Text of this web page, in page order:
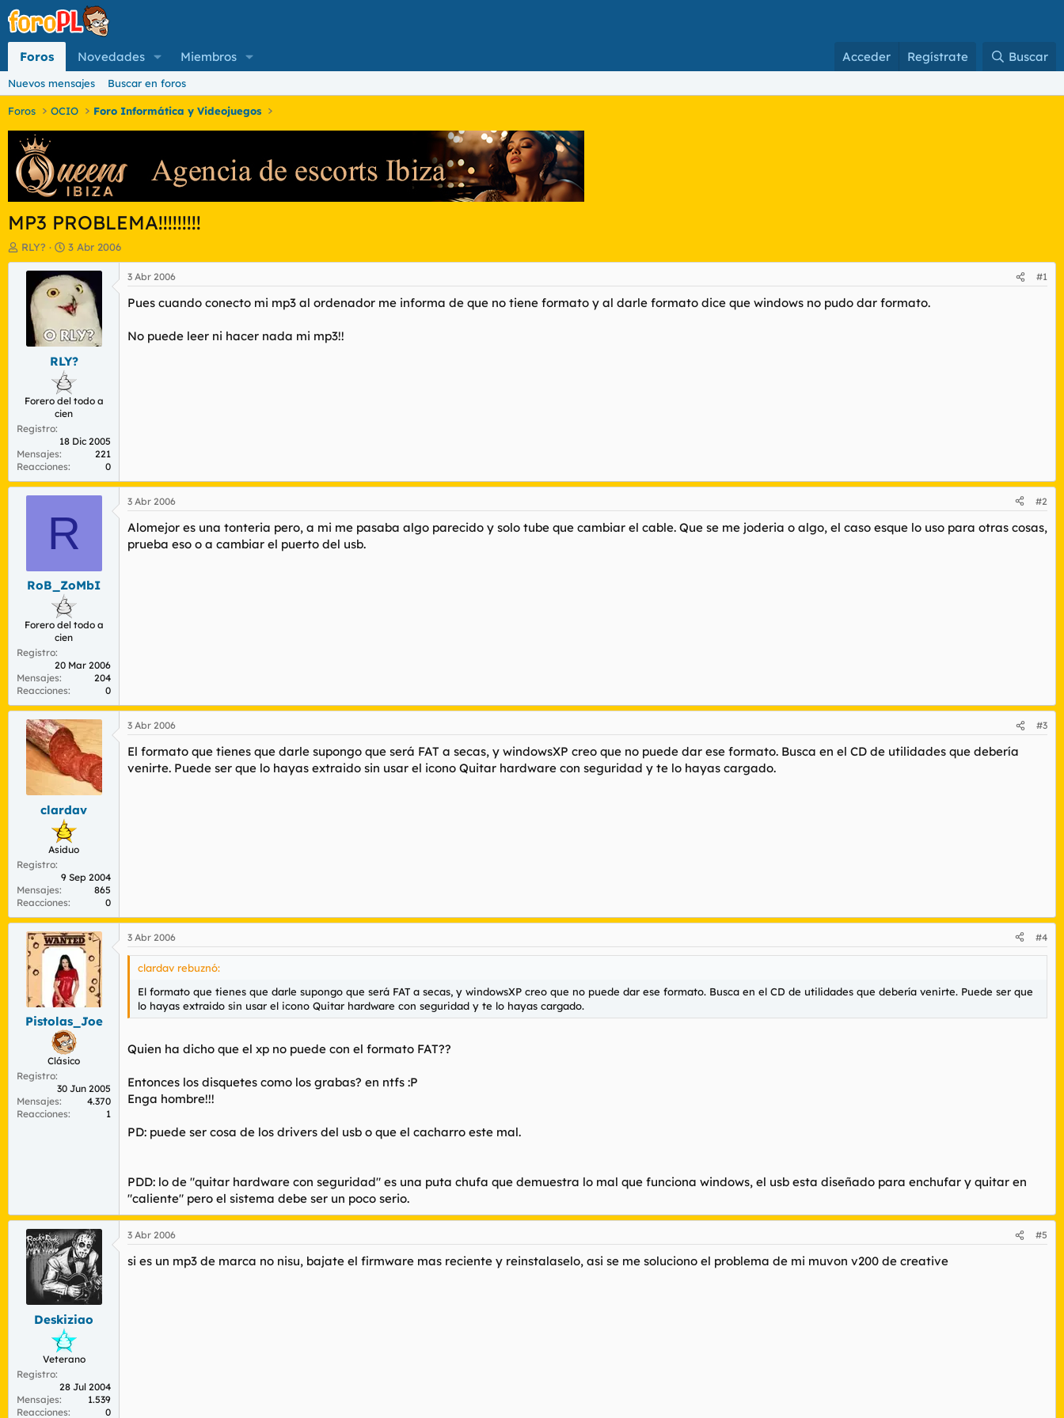
Foros Novedades Miembros Acceder Regístrate Buscar
Nuevos mensajes Buscar en foros
Foros OCIO Foro Informática y Videojuegos
MP3 PROBLEMA!!!!!!!!!
I
n
o
e
a
RLY?
F
e
c
a
d
e
i
n
c
i
o
3 Abr 2006
RLY?
Forero del todo a
cien
Registro
18 Dic 2005
Mensajes
221
Reacciones
0
3 Abr 2006 #1
Pues cuando conecto mi mp3 al ordenador me informa de que no tiene formato y al darle formato dice que windows no pudo dar formato.
No puede leer ni hacer nada mi mp3!!
R
RoB_ZoMbI
Forero del todo a
cien
Registro
20 Mar 2006
Mensajes
204
Reacciones
0
3 Abr 2006 #2
Alomejor es una tonteria pero, a mi me pasaba algo parecido y solo tube que cambiar el cable. Que se me joderia o algo, el caso esque lo uso para otras cosas,
prueba eso o a cambiar el puerto del usb.
clardav
Asiduo
Registro
9 Sep 2004
Mensajes
865
Reacciones
0
3 Abr 2006 #3
El formato que tienes que darle supongo que será FAT a secas, y windowsXP creo que no puede dar ese formato. Busca en el CD de utilidades que debería
venirte. Puede ser que lo hayas extraido sin usar el icono Quitar hardware con seguridad y te lo hayas cargado.
Pistolas_Joe
Clásico
Registro
30 Jun 2005
Mensajes
4.370
Reacciones
1
3 Abr 2006 #4
clardav rebuznó:
El formato que tienes que darle supongo que será FAT a secas, y windowsXP creo que no puede dar ese formato. Busca en el CD de utilidades que debería venirte. Puede ser que
lo hayas extraido sin usar el icono Quitar hardware con seguridad y te lo hayas cargado.
Quien ha dicho que el xp no puede con el formato FAT??
Entonces los disquetes como los grabas? en ntfs :P
Enga hombre!!!
PD: puede ser cosa de los drivers del usb o que el cacharro este mal.
PDD: lo de "quitar hardware con seguridad" es una puta chufa que demuestra lo mal que funciona windows, el usb esta diseñado para enchufar y quitar en
"caliente" pero el sistema debe ser un poco serio.
Deskiziao
Veterano
Registro
28 Jul 2004
Mensajes
1.539
Reacciones
0
3 Abr 2006 #5
si es un mp3 de marca no nisu, bajate el firmware mas reciente y reinstalaselo, asi se me soluciono el problema de mi muvon v200 de creative